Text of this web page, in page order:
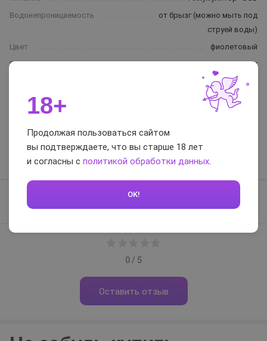
Водонепроницаемость
от брызг (можно мыть под
струей воды)
Цвет
фиолетовый
Вес
205 г
2 года
Отзывы и вопросы-
ответы
Отзывы Вопросы-ответы
Отзывов нет, будьте первым
0 / 5
Оставить отзыв
18+
Продолжая пользоваться сайтом
вы подтверждаете, что вы старше 18 лет
и согласны с политикой обработки данных
OK!